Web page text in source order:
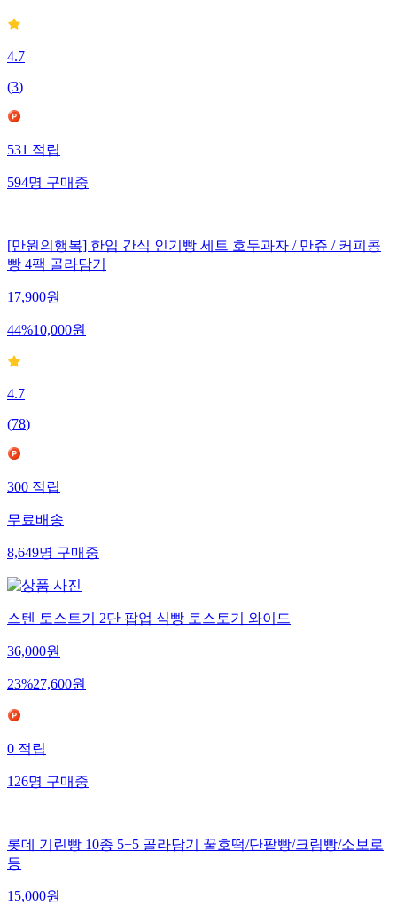
4.7
(3)
531적립
594명구매중
[만원의행복] 한입 간식 인기빵 세트 호두과자 / 만쥬 / 커피콩
빵 4팩 골라담기
17,900원
44%10,000원
4.7
(78)
300적립
무료배송
8,649명구매중
스텐 토스트기 2단 팝업 식빵 토스토기 와이드
36,000원
23%27,600원
0적립
126명구매중
롯데 기린빵 10종 5+5 골라담기 꿀호떡/단팥빵/크림빵/소보로
등
15,000원